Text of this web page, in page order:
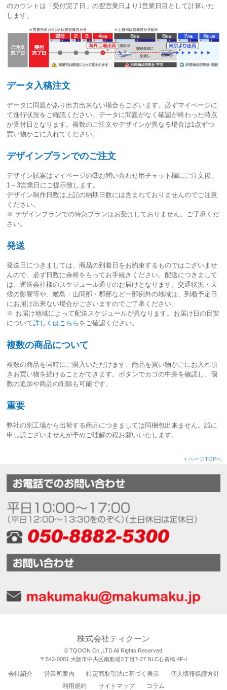
のカウントは「受付完了日」の翌営業日より1営業日目として計算いた
します。
データ入稿注文
データに問題があり出力出来ない場合もございます。必ずマイページに
て進行状況をご確認ください。データに問題がなく確認が終わった時点
が受付日 となります。複数のご注文やデザインが異なる場合は1点ずつ
買い物かごに入れてください。
デザインプランでのご注文
デザイン試案はマイページの③お問い合わせ用チャット欄にご注文後、
1～3営業日 にご提示致します。
デザイン制作日数は上記の納期日数には含まれておりませんのでご注意
ください。
※ デザインプランでの特急プランはお受けしておりません。ご了承くだ
さい。
発送
発送日につきましては、商品の到着日をお約束するものではございませ
んので、必ず日数に余裕をもってお手続きください。配送につきまして
は、運送会社様のスケジュール通りのお届けとなります。交通状況・天
候の影響等や、離島・山間部・郡部など一部例外の地域は、到着予定日
にお届け出来ない場合がございますのでご了承ください。
※ お届け地域によって配送スケジュールが異なります。お届け日の目安
について詳しくはこちら をご確認ください。
複数の商品について
複数の商品を同時にご購入いただけます。商品を買い物かごにお入れ頂
きお買い物を続けることができます。ボタンでカゴの中身を確認し、個
数の追加や商品の削除も可能です。
重要
弊社の別工場から出荷する商品につきましては同梱包出来ません。誠に
申し訳ございませんが予めご理解の程お願いいたします。
• ページTOPへ
株式会社ティクーン
© TQOON Co.,LTD All Rights Reserved.
〒542-0081 大阪市中央区南船場3丁目7-27 NLC心斎橋 4F-I
会社紹介 営業所案内 特定商取引法に基づく表示
個人情報保護方針
利用規約
サイトマップ コラム